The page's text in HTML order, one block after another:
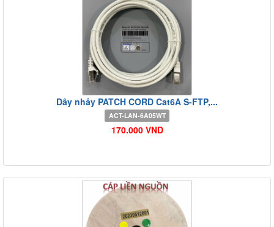
Dây nhảy PATCH CORD Cat6A S-FTP,...
ACT-LAN-6A05WT
170.000 VND